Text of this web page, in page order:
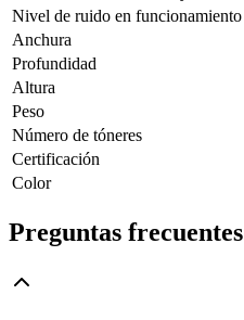
Nivel de ruido en funcionamiento
Anchura
Profundidad
Altura
Peso
Número de tóneres
Certificación
Color
Preguntas frecuentes